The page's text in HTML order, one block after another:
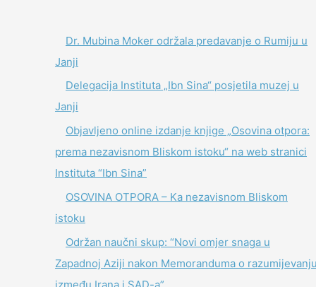
Dr. Mubina Moker održala predavanje o Rumiju u
Janji
Delegacija Instituta „Ibn Sina“ posjetila muzej u
Janji
Objavljeno online izdanje knjige „Osovina otpora:
prema nezavisnom Bliskom istoku“ na web stranici
Instituta “Ibn Sina”
OSOVINA OTPORA – Ka nezavisnom Bliskom
istoku
Održan naučni skup: “Novi omjer snaga u
Zapadnoj Aziji nakon Memoranduma o
između Irana i SAD-a”